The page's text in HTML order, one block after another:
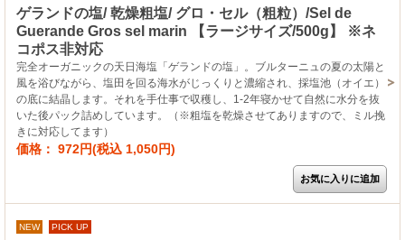
ゲランドの塩/ 乾燥粗塩/ グロ・セル（粗粒）/Sel de
Guerande Gros sel marin 【ラージサイズ/500g】 ※ネ
コポス非対応
完全オーガニックの天日海塩「ゲランドの塩」。ブルターニュの夏の太陽と
風を浴びながら、塩田を回る海水がじっくりと濃縮され、採塩池（オイエ）
の底に結晶します。それを手仕事で収穫し、1-2年寝かせて自然に水分を抜
いた後パック詰めしています。（※粗塩を乾燥させてありますので、ミル挽
きに対応してます）
価格： 972円(税込 1,050円)
NEW PICK UP